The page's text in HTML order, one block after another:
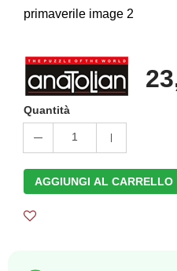
Quantità
1
AGGIUNGI AL CARRELLO